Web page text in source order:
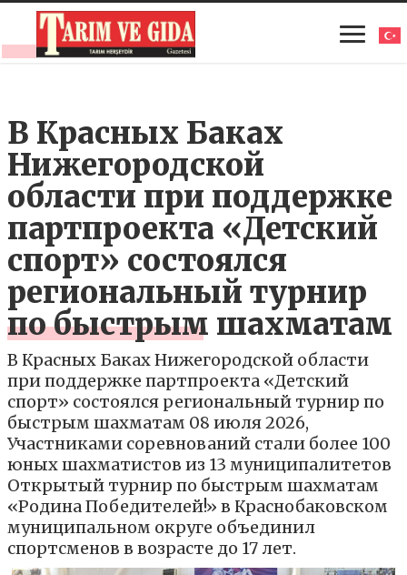
В Красных Баках
Нижегородской
области при поддержке
партпроекта «Детский
спорт» состоялся
региональный турнир
по быстрым шахматам
В Красных Баках Нижегородской области
при поддержке партпроекта «Детский
спорт» состоялся региональный турнир по
быстрым шахматам 08 июля 2026,
Участниками соревнований стали более 100
юных шахматистов из 13 муниципалитетов
Открытый турнир по быстрым шахматам
«Родина Победителей!» в Краснобаковском
муниципальном округе объединил
спортсменов в возрасте до 17 лет.